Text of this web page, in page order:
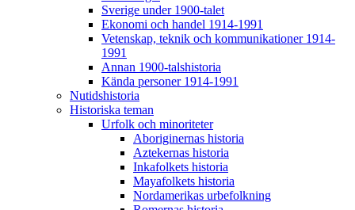
Sverige under 1900-talet
Ekonomi och handel 1914-1991
Vetenskap, teknik och kommunikationer 1914-
1991
Annan 1900-talshistoria
Kända personer 1914-1991
Nutidshistoria
Historiska teman
Urfolk och minoriteter
Aboriginernas historia
Aztekernas historia
Inkafolkets historia
Mayafolkets historia
Nordamerikas urbefolkning